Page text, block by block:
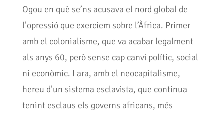
Ogou en què se’ns acusava el nord global de
l’opressió que exerciem sobre l’Àfrica. Primer
amb el colonialisme, que va acabar legalment
als anys 60, però sense cap canvi polític, social
ni econòmic. I ara, amb el neocapitalisme,
hereu d’un sistema esclavista, que continua
tenint esclaus els governs africans, més